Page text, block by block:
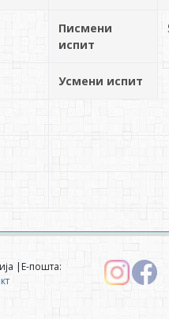
Писмени
испит
Усмени испит
|Е-пошта: